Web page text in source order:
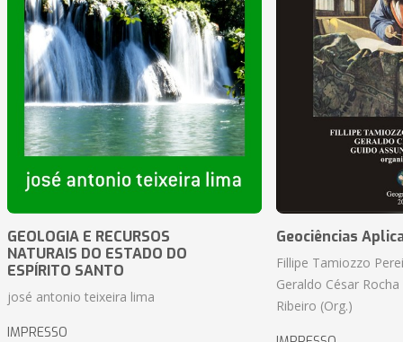
GEOLOGIA E RECURSOS
NATURAIS DO ESTADO DO
ESPÍRITO SANTO
josé antonio teixeira lima
IMPRESSO
Geociências
Fillipe Tamiozzo
Geraldo César
Ribeiro (Org.)